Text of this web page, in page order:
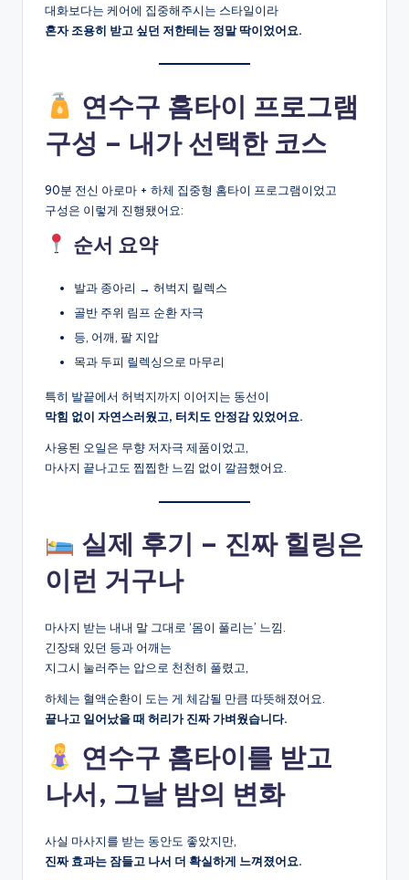
대화보다는 케어에 집중해주시는 스타일이라
혼자 조용히 받고 싶던 저한테는 정말 딱이었어요.
연수구 홈타이 프로그램
구성 – 내가 선택한 코스
90분 전신 아로마 + 하체 집중형 홈타이 프로그램이었고
구성은 이렇게 진행됐어요:
순서 요약
발과 종아리 → 허벅지 릴렉스
골반 주위 림프 순환 자극
등, 어깨, 팔 지압
목과 두피 릴렉싱으로 마무리
특히 발끝에서 허벅지까지 이어지는 동선이
막힘 없이 자연스러웠고, 터치도 안정감 있었어요.
사용된 오일은 무향 저자극 제품이었고,
마사지 끝나고도 찝찝한 느낌 없이 깔끔했어요.
실제 후기 – 진짜 힐링은
이런 거구나
마사지 받는 내내 말 그대로 ‘몸이 풀리는’ 느낌.
긴장돼 있던 등과 어깨는
지그시 눌러주는 압으로 천천히 풀렸고,
하체는 혈액순환이 도는 게 체감될 만큼 따뜻해졌어요.
끝나고 일어났을 때 허리가 진짜 가벼웠습니다.
연수구 홈타이를 받고
나서, 그날 밤의 변화
사실 마사지를 받는 동안도 좋았지만,
진짜 효과는 잠들고 나서 더 확실하게 느껴졌어요.